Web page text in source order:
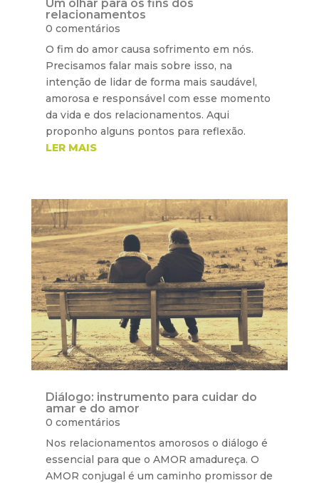
Um olhar para os fins dos
relacionamentos
0 comentários
O fim do amor causa sofrimento em nós.
Precisamos falar mais sobre isso, na
intenção de lidar de forma mais saudável,
amorosa e responsável com esse momento
da vida e dos relacionamentos. Aqui
proponho alguns pontos para reflexão.
LER MAIS
Diálogo: instrumento para cuidar do
amar e do amor
0 comentários
Nos relacionamentos amorosos o diálogo é
essencial para que o AMOR amadureça. O
AMOR conjugal é um caminho promissor de